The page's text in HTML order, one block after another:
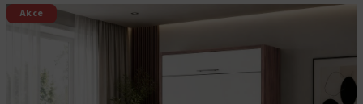
produktu
hvězdiček.
Akce